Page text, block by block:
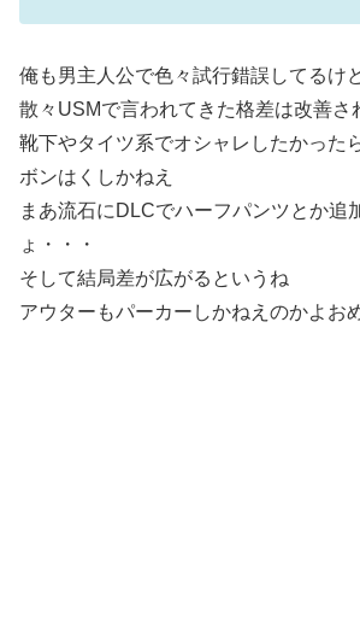
俺も男主人公で色々試行錯誤してるけ
散々USMで言われてきた格差は改善さ
靴下やタイツ系でオシャレしたかった
ボンはくしかねえ
まあ流石にDLCでハーフパンツとか追
ょ・・・
そして結局差が広がるというね
アウターもパーカーしかねえのかよお